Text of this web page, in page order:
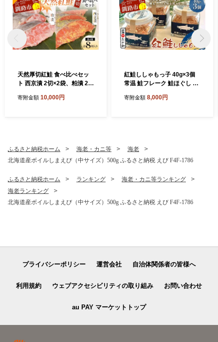
天然厚切紅鮭 食べ比べセッ
ト 西京漬 2切×2袋、粕漬 2切
粕漬け 西京焼き 西京漬 海鮮
市 人気 おいしい 美味しい う
まい 道東 北海道 F4F-8513
寄附金額 10,000円
紅鮭ししゃもっ子 40g×3個
常温 鮭フレーク 鮭ほぐし ふ
魚 魚介 海産物 海鮮 魚卵 ご
寄附金額 8,000円
ふるさと納税ホーム 海老・カニ等
海老
北海道産ボイルしまえび（中サイズ）500g ふるさと納税 えび F4F-1786
ふるさと納税ホーム ランキング
海老・カニ等ランキング
海老ランキング
北海道産ボイルしまえび（中サイズ）500g ふるさと納税 えび F4F-1786
プライバシーポリシー 運営会社 自治体関係者の皆様へ
利用規約 ウェブアクセシビリティの取り組み お問い合わせ
au PAY マーケットトップ